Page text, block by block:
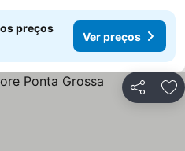
preços
Ver preços
Partilhar